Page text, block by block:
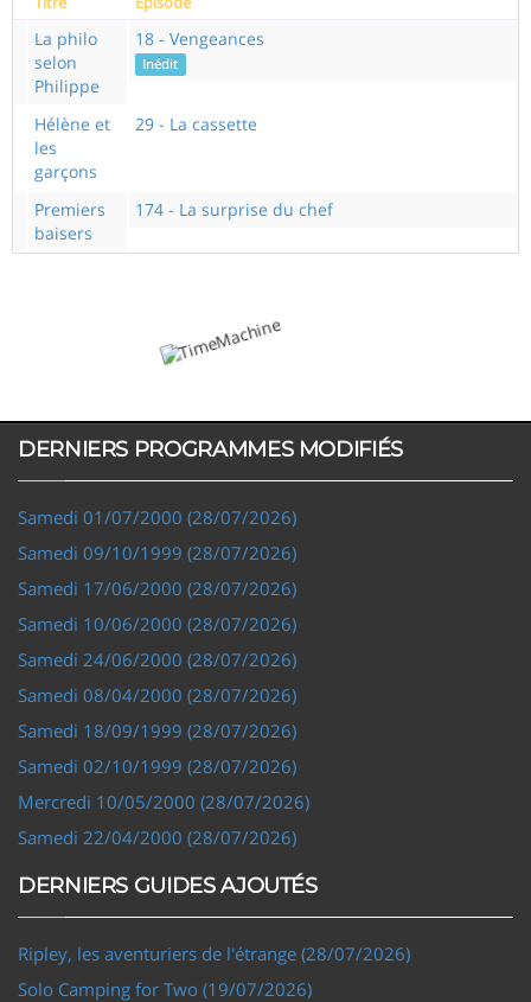
La philo
selon
Philippe
18 - Vengeances
Inédit
Hélène et
les
garçons
29 - La cassette
Premiers
baisers
174 - La surprise du chef
DERNIERS PROGRAMMES MODIFIÉS
Samedi 01/07/2000 (28/07/2026)
Samedi 09/10/1999 (28/07/2026)
Samedi 17/06/2000 (28/07/2026)
Samedi 10/06/2000 (28/07/2026)
Samedi 24/06/2000 (28/07/2026)
Samedi 08/04/2000 (28/07/2026)
Samedi 18/09/1999 (28/07/2026)
Samedi 02/10/1999 (28/07/2026)
Mercredi 10/05/2000 (28/07/2026)
Samedi 22/04/2000 (28/07/2026)
DERNIERS GUIDES AJOUTÉS
Ripley, les aventuriers de l'étrange (28/07/2026)
Solo Camping for Two (19/07/2026)